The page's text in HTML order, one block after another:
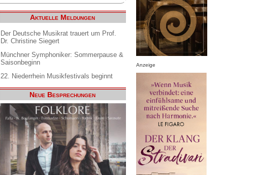
Aktuelle Meldungen
Der Deutsche Musikrat trauert um Prof.
Dr. Christine Siegert
Münchner Symphoniker: Sommerpause &
Saisonbeginn
22. Niederrhein Musikfestivals beginnt
Neue Besprechungen
Anzeige